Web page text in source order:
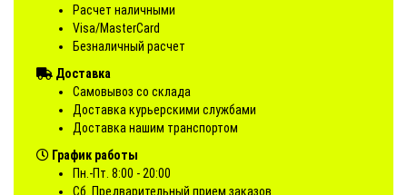
Расчет наличными
Visa/MasterCard
Безналичный расчет
Доставка
Самовывоз со склада
Доставка курьерскими службами
Доставка нашим транспортом
График работы
Пн.-Пт. 8:00 - 20:00
Сб. Предварительный прием заказов